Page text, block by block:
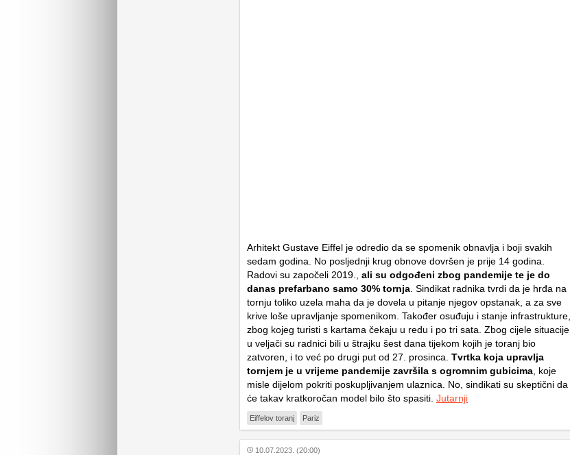
Arhitekt Gustave Eiffel je odredio da se spomenik obnavlja i boji svakih
sedam godina. No posljednji krug obnove dovršen je prije 14 godina.
Radovi su započeli 2019., ali su odgođeni zbog pandemije te je do
danas prefarbano samo 30% tornja . Sindikat radnika tvrdi da je hrđa na
tornju toliko uzela maha da je dovela u pitanje njegov opstanak, a za sve
krive loše upravljanje spomenikom. Također osuđuju i stanje infrastrukture,
zbog kojeg turisti s kartama čekaju u redu i po tri sata. Zbog cijele situacije
u veljači su radnici bili u štrajku šest dana tijekom kojih je toranj bio
zatvoren, i to već po drugi put od 27. prosinca. Tvrtka koja upravlja
tornjem je u vrijeme pandemije završila s ogromnim gubicima , koje
misle dijelom pokriti poskupljivanjem ulaznica. No, sindikati su skeptični da
će takav kratkoročan model bilo što spasiti. Jutarnji
Eiffelov toranj Pariz
10.07.2023. (20:00)